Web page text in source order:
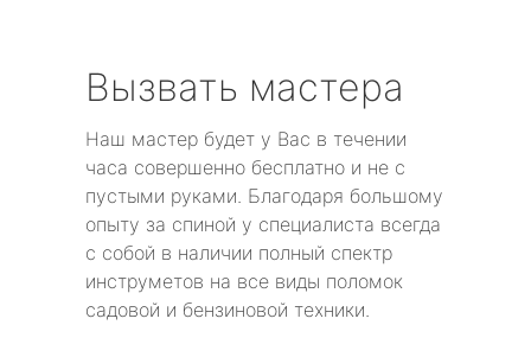
метро Волоколамская
метро Волгоградский проспект
метро Бабушкинская
метро Бульвар Дмитрия Донского
Вызвать мастера
Наш мастер будет у Вас в течении
часа совершенно бесплатно и не с
пустыми руками. Благодаря большому
опыту за спиной у специалиста всегда
с собой в наличии полный спектр
инструметов на все виды поломок
садовой и бензиновой техники.